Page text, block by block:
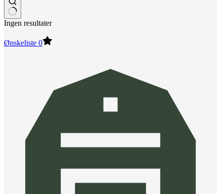
Ingen resultater
Ønskeliste 0